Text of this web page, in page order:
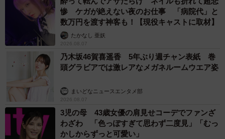
惨 ケガが絶えない夜のお仕事 「病院代」と
数万円を渡す神客も！【現役キャストに取材】
たかなし 亜妖
2026.08.07
乃木坂46賀喜遥香 5年ぶり週チャン表紙 巻
頭グラビアでは激レアなメガネルームウエア姿
まいどなニュースエンタメ部
2026.08.07
3児の母 43歳女優の肩見せコーデでファンざ
わざわ 「色っぽすぎて思わず二度見」「むっ
かしからずっと可愛い」